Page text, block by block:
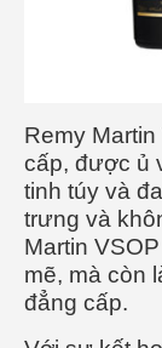
Remy
cấp, được ủ
tinh túy và
trưng và
Martin
mẽ, mà còn
đẳng cấp.